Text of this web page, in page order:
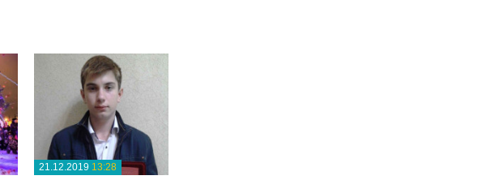
21.12.2019 13:28